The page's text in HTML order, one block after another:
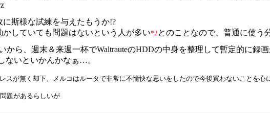
斯様な試練を与えたもうか!?
していても問題はないという人が多い*2 とのことなので、普通に使う
から、週末＆来週一杯でWaltrauteのHDDの中身を整理して暫定的に録
ないといかんかなぁ…。
スが無く却下、メルコはルータで非常に不愉快な思いをしたので今後買わないことを心
題があるらしいが